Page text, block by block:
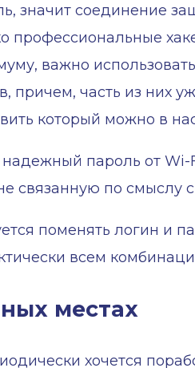
значит соединение
профессиональные
важно
причем, часть из них
который можно в
пароль от
связанную по смыслу
поменять логин и
всем
местах
хочется